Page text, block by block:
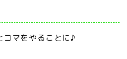
コマをやることに♪